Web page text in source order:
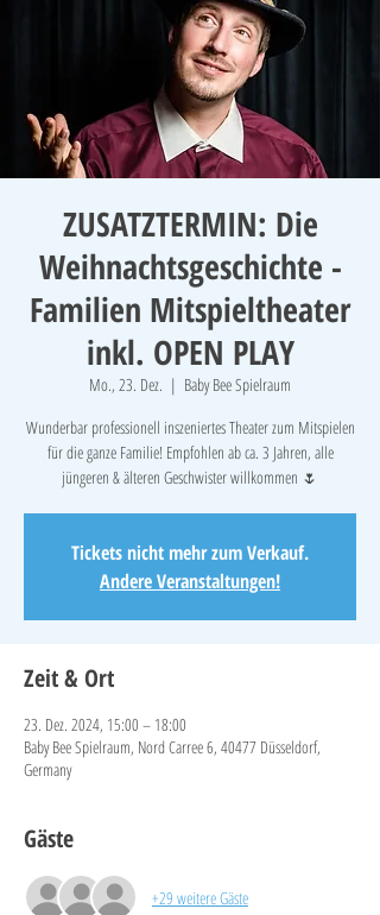
ZUSATZTERMIN: Die
Weihnachtsgeschichte -
Familien Mitspieltheater
inkl. OPEN PLAY
Mo., 23. Dez.
  |
Baby Bee Spielraum
Wunderbar professionell inszeniertes Theater zum Mitspielen
für die ganze Familie! Empfohlen ab ca. 3 Jahren, alle
jüngeren & älteren Geschwister willkommen 🌷
Tickets nicht mehr zum Verkauf.
Andere Veranstaltungen!
Zeit & Ort
23. Dez. 2024, 15:00 – 18:00
Baby Bee Spielraum, Nord Carree 6, 40477 Düsseldorf,
Germany
Gäste
+29 weitere Gäste